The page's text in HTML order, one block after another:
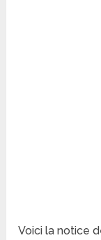
Voici la notice